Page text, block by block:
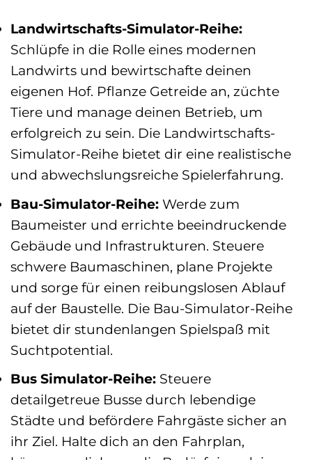
Landwirtschafts-Simulator-Reihe:
Schlüpfe in die Rolle eines modernen
Landwirts und bewirtschafte deinen
eigenen Hof. Pflanze Getreide an, züchte
Tiere und manage deinen Betrieb, um
erfolgreich zu sein. Die Landwirtschafts-
Simulator-Reihe bietet dir eine realistische
und abwechslungsreiche Spielerfahrung.
Bau-Simulator-Reihe: Werde zum
Baumeister und errichte beeindruckende
Gebäude und Infrastrukturen. Steuere
schwere Baumaschinen, plane Projekte
und sorge für einen reibungslosen Ablauf
auf der Baustelle. Die Bau-Simulator-Reihe
bietet dir stundenlangen Spielspaß mit
Suchtpotential.
Bus Simulator-Reihe: Steuere
detailgetreue Busse durch lebendige
Städte und befördere Fahrgäste sicher an
ihr Ziel. Halte dich an den Fahrplan,